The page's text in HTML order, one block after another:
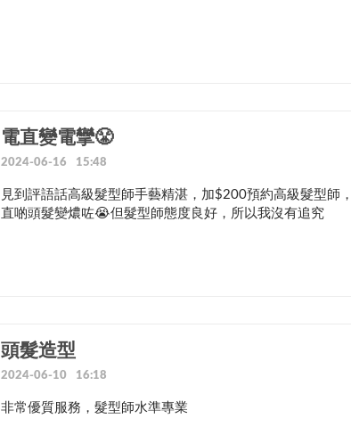
電直變電攣😤
2024-06-16 15:48
見到評語話高級髮型師手藝精湛，加$200預約高級髮型師
直啲頭髮變燶咗😭但髮型師態度良好，所以我沒有追究
頭髮造型
2024-06-10 16:18
非常優質服務，髮型師水準專業